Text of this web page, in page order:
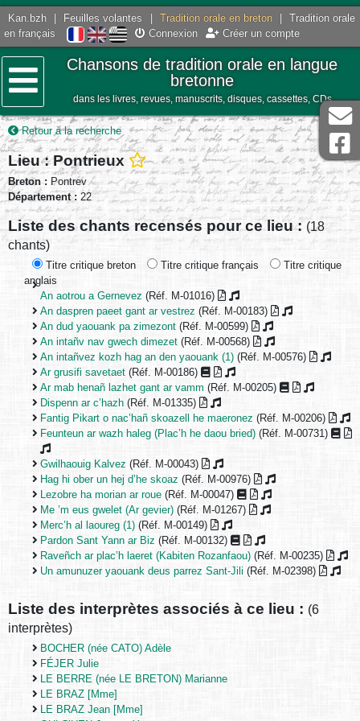
Kan.bzh Feuilles volantes Tradition orale en breton
Tradition orale
en français
Connexion Créer un compte
Menu
Chansons de tradition orale en langue
bretonne
dans les livres, revues, manuscrits, disques, cassettes, CDs
Retour à la recherche
Lieu : Pontrieux
Breton : Pontrev
Département : 22
Liste des chants recensés pour ce lieu : (18
chants)
Titre critique breton Titre critique français
Titre critique
anglais
An aotrou a Gernevez (Réf. M-01016)
An daspren paeet gant ar vestrez (Réf. M-00183)
An dud yaouank pa zimezont (Réf. M-00599)
An intañv nav gwech dimezet (Réf. M-00568)
An intañvez kozh hag an den yaouank (1) (Réf. M-00576)
Ar grusifi savetaet (Réf. M-00186)
Ar mab henañ lazhet gant ar vamm (Réf. M-00205)
Dispenn ar c’hazh (Réf. M-01335)
Fantig Pikart o nac’hañ skoazell he maeronez (Réf. M-00206)
Feunteun ar wazh haleg (Plac’h he daou bried) (Réf. M-00731)
Gwilhaouig Kalvez (Réf. M-00043)
Hag hi ober un hej d’he skoaz (Réf. M-00976)
Lezobre ha morian ar roue (Réf. M-00047)
Me ’m eus gwelet (Ar gevier) (Réf. M-01267)
Merc’h al laoureg (1) (Réf. M-00149)
Pardon Sant Yann ar Biz (Réf. M-00132)
Raveñch ar plac’h laeret (Kabiten Rozanfaou) (Réf. M-00235)
Un amunuzer yaouank deus parrez Sant-Jili (Réf. M-02398)
Liste des interprètes associés à ce lieu : (6
interprètes)
BOCHER (née CATO) Adèle
FÉJER Julie
LE BERRE (née LE BRETON) Marianne
LE BRAZ [Mme]
LE BRAZ Jean [Mme]